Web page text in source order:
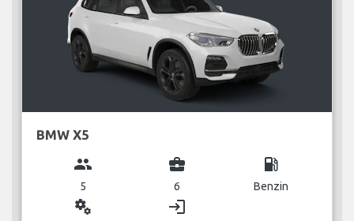
BMW X5
group
5
business_center
6
local_gas_station
Benzin
miscellaneous_services login